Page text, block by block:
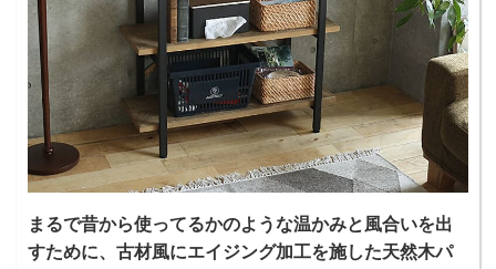
まるで昔から使ってるかのような温かみと風合いを出
すために、古材風にエイジング加工を施した天然木パ